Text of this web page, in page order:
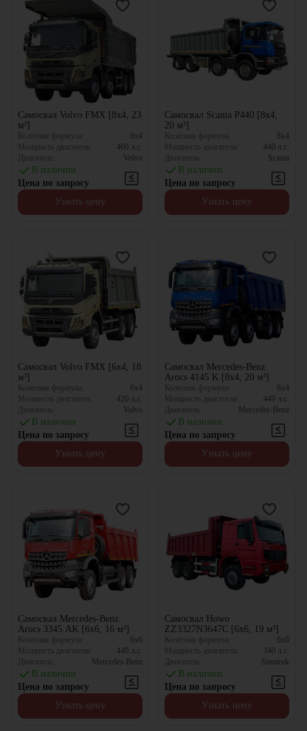
Самосвал Volvo FMX [8x4, 23
м³]
Колёсная формула:
8x4
Мощность двигателя:
460 л.с.
Двигатель:
Volvo
В наличии
Цена по запросу
Узнать цену
Самосвал Scania P440 [8x4,
20 м³]
Колёсная формула:
8x4
Мощность двигателя:
440 л.с.
Двигатель:
Scania
В наличии
Цена по запросу
Узнать цену
Самосвал Volvo FMX [6x4, 18
м³]
Колёсная формула:
6x4
Мощность двигателя:
420 л.с.
Двигатель:
Volvo
В наличии
Цена по запросу
Узнать цену
Самосвал Mercedes-Benz
Arocs 4145 K [8x4, 20 м³]
Колёсная формула:
8x4
Мощность двигателя:
449 л.с.
Двигатель:
Mercedes-Benz
В наличии
Цена по запросу
Узнать цену
Самосвал Mercedes-Benz
Arocs 3345 AK [6x6, 16 м³]
Колёсная формула:
6x6
Мощность двигателя:
449 л.с.
Двигатель:
Mercedes-Benz
В наличии
Цена по запросу
Узнать цену
Самосвал Howo
ZZ3327N3647C [6x6, 19 м³]
Колёсная формула:
6x6
Мощность двигателя:
340 л.с.
Двигатель:
Sinotruk
В наличии
Цена по запросу
Узнать цену